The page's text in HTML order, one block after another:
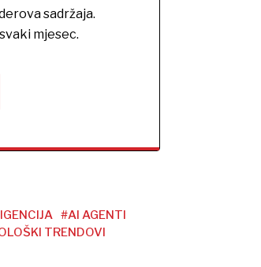
sadržaja.
mjesec.
#AI AGENTI
TRENDOVI